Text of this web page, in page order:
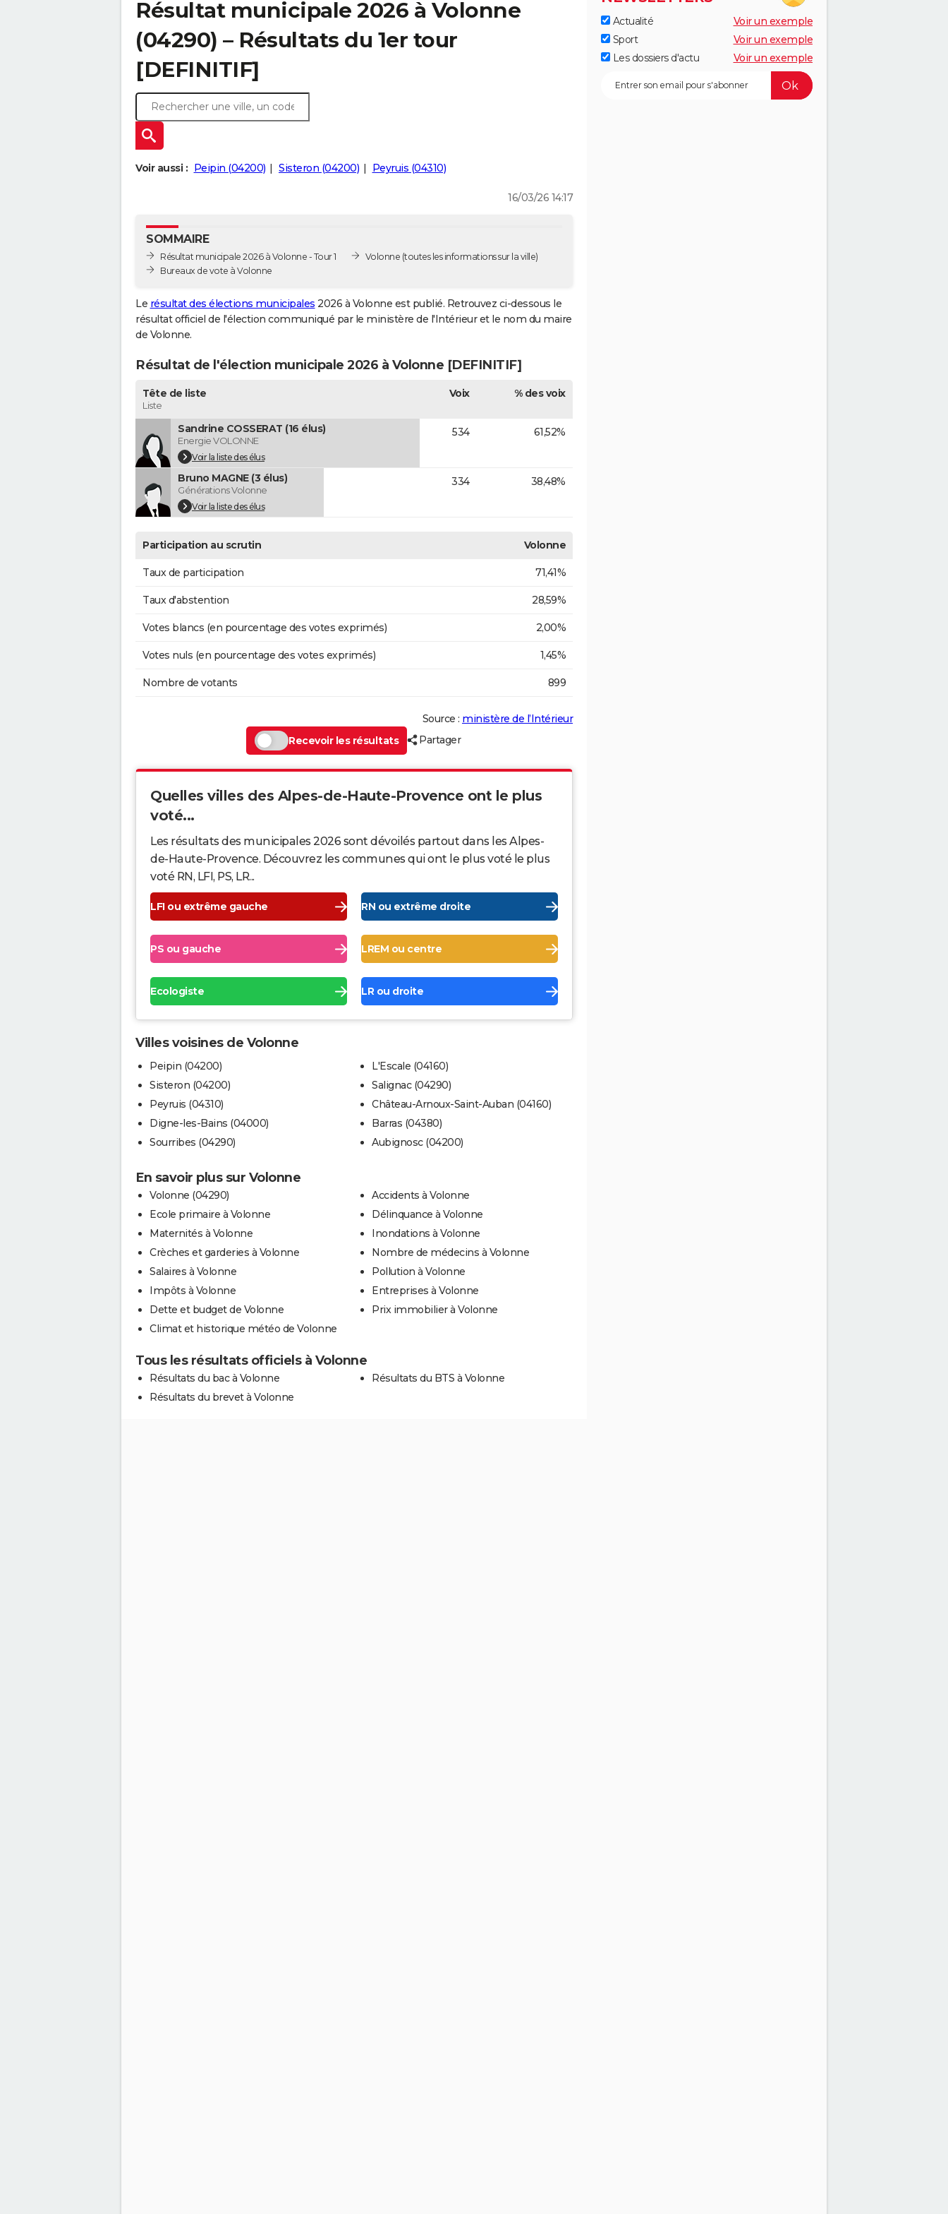
Résultat municipale 2026 à Volonne
(04290) – Résultats du 1er tour
[DEFINITIF]
Voir aussi : Peipin (04200) Sisteron (04200) Peyruis (04310)
16/03/26 14:17
SOMMAIRE
Résultat municipale 2026 à Volonne - Tour 1
Bureaux de vote à Volonne
Volonne (toutes les informations sur la ville)
Le résultat des élections municipales 2026 à Volonne est publié. Retrouvez ci-dessous le
résultat officiel de l'élection communiqué par le ministère de l'Intérieur et le nom du maire
de Volonne.
Résultat de l'élection municipale 2026 à Volonne [DEFINITIF]
Tête de liste
Liste
Voix % des voix
Sandrine COSSERAT (16 élus)
Energie VOLONNE
Voir la liste des élus
534 61,52%
Bruno MAGNE (3 élus)
Générations Volonne
Voir la liste des élus
334 38,48%
Participation au scrutin Volonne
Taux de participation 71,41%
Taux d'abstention 28,59%
Votes blancs (en pourcentage des votes exprimés) 2,00%
Votes nuls (en pourcentage des votes exprimés) 1,45%
Nombre de votants 899
Source : ministère de l’Intérieur
Recevoir les résultats
Partager
Quelles villes des Alpes-de-Haute-Provence ont le plus
voté...
Les résultats des municipales 2026 sont dévoilés partout dans les Alpes-
de-Haute-Provence. Découvrez les communes qui ont le plus voté le plus
voté RN, LFI, PS, LR...
LFI ou extrême gauche RN ou extrême droite
PS ou gauche LREM ou centre
Ecologiste LR ou droite
Villes voisines de Volonne
Peipin (04200)
Sisteron (04200)
Peyruis (04310)
Digne-les-Bains (04000)
Sourribes (04290)
L'Escale (04160)
Salignac (04290)
Château-Arnoux-Saint-Auban (04160)
Barras (04380)
Aubignosc (04200)
En savoir plus sur Volonne
Volonne (04290)
Ecole primaire à Volonne
Maternités à Volonne
Crèches et garderies à Volonne
Salaires à Volonne
Impôts à Volonne
Dette et budget de Volonne
Climat et historique météo de Volonne
Accidents à Volonne
Délinquance à Volonne
Inondations à Volonne
Nombre de médecins à Volonne
Pollution à Volonne
Entreprises à Volonne
Prix immobilier à Volonne
Tous les résultats officiels à Volonne
Résultats du bac à Volonne
Résultats du brevet à Volonne
Résultats du BTS à Volonne
Actualité
Voir un exemple
Sport
Voir un exemple
Les dossiers d'actu
Voir un exemple